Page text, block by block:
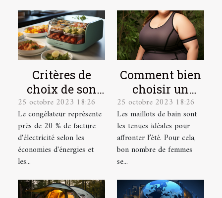
Critères de
choix de son
congélateur
25 octobre 2023 18:26
Le congélateur représente
près de 20 % de facture
d'électricité selon les
économies d'énergies et
les...
Comment bien
choisir un
maillot de bain
de grande
taille ?
25 octobre 2023 18:26
Les maillots de bain sont
les tenues idéales pour
affronter l’été. Pour cela,
bon nombre de femmes
se...